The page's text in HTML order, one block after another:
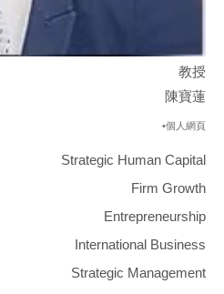
教授
陳寶蓮
•個人網頁
Strategic Human Capital
Firm Growth
Entrepreneurship
International Business
Strategic Management